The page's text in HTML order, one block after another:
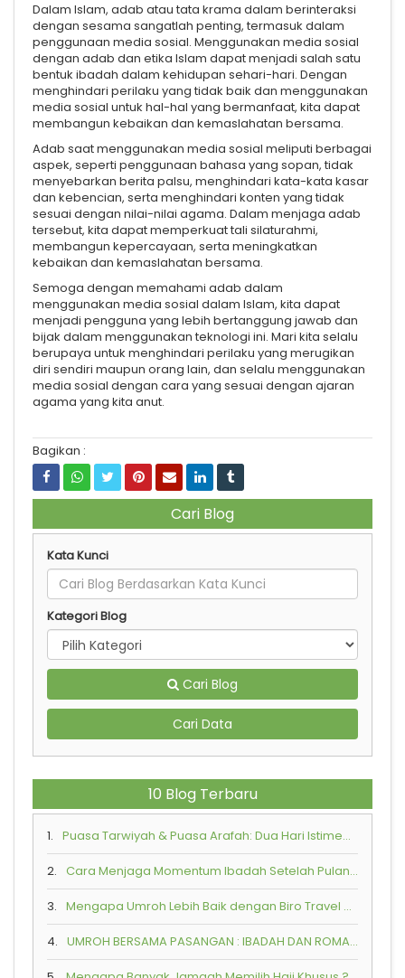
Dalam Islam, adab atau tata krama dalam berinteraksi
dengan sesama sangatlah penting, termasuk dalam
penggunaan media sosial. Menggunakan media sosial
dengan adab dan etika Islam dapat menjadi salah satu
bentuk ibadah dalam kehidupan sehari-hari. Dengan
menghindari perilaku yang tidak baik dan menggunakan
media sosial untuk hal-hal yang bermanfaat, kita dapat
membangun kebaikan dan kemaslahatan bersama.
Adab saat menggunakan media sosial meliputi berbagai
aspek, seperti penggunaan bahasa yang sopan, tidak
menyebarkan berita palsu, menghindari kata-kata kasar
dan kebencian, serta menghindari konten yang tidak
sesuai dengan nilai-nilai agama. Dalam menjaga adab
tersebut, kita dapat memperkuat tali silaturahmi,
membangun kepercayaan, serta meningkatkan
kebaikan dan kemaslahatan bersama.
Semoga dengan memahami adab dalam
menggunakan media sosial dalam Islam, kita dapat
menjadi pengguna yang lebih bertanggung jawab dan
bijak dalam menggunakan teknologi ini. Mari kita selalu
berupaya untuk menghindari perilaku yang merugikan
diri sendiri maupun orang lain, dan selalu menggunakan
media sosial dengan cara yang sesuai dengan ajaran
agama yang kita anut.
Bagikan :
Cari Blog
Kata Kunci
Kategori Blog
Cari Blog
Cari Data
10 Blog Terbaru
1. Puasa Tarwiyah & Puasa Arafah: Dua Hari Istimewa Penuh Keutamaan di Bulan Zulhijah
2. Cara Menjaga Momentum Ibadah Setelah Pulang dari Tanah Suci
3. Mengapa Umroh Lebih Baik dengan Biro Travel Resmi?
4. UMROH BERSAMA PASANGAN : IBADAH DAN ROMANTIKA SPIRITUAL